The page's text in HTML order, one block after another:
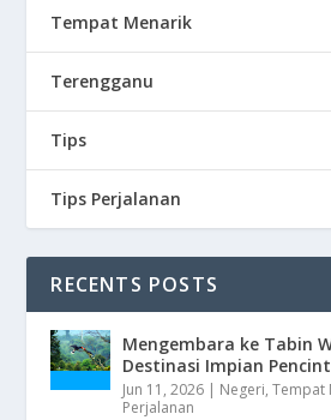
Tempat Menarik
Terengganu
Tips
Tips Perjalanan
RECENTS POSTS
Mengembara ke Tabin
Destinasi Impian
Jun 11, 2026 | Negeri,Tempat
Perjalanan